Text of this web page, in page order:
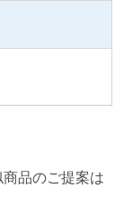
品のご提案は